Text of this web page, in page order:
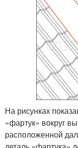
На рисунках
«фартук» вокруг
расположенной